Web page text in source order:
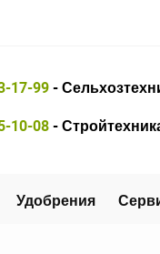
17-99-
10-08-
Удобрения